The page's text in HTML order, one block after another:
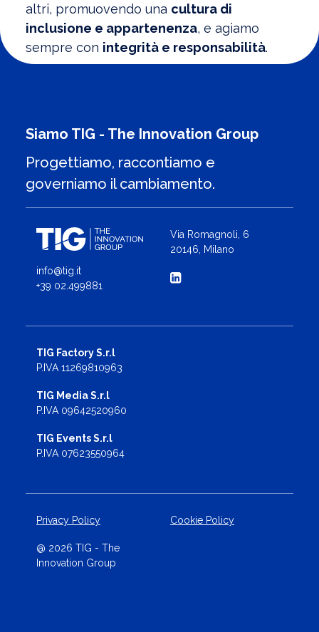
altri, promuovendo una cultura di
inclusione e appartenenza, e agiamo
sempre con integrità e responsabilità.
Siamo TIG - The Innovation Group
Progettiamo, raccontiamo e
governiamo il cambiamento.
info@tig.it
+39 02.499881
Via Romagnoli, 6
20146, Milano
TIG Factory S.r.l
P.IVA 11269810963
TIG Media S.r.l
P.IVA 09642520960
TIG Events S.r.l
P.IVA 07623550964
Privacy Policy Cookie Policy
@ 2026 TIG - The
Innovation Group